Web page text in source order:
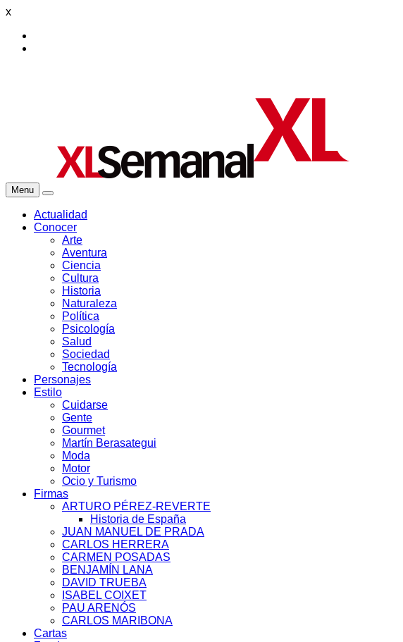
x
Menu
Actualidad
Conocer
Arte
Aventura
Ciencia
Cultura
Historia
Naturaleza
Política
Psicología
Salud
Sociedad
Tecnología
Personajes
Estilo
Cuidarse
Gente
Gourmet
Martín Berasategui
Moda
Motor
Ocio y Turismo
Firmas
ARTURO PÉREZ-REVERTE
Historia de España
JUAN MANUEL DE PRADA
CARLOS HERRERA
CARMEN POSADAS
BENJAMÍN LANA
DAVID TRUEBA
ISABEL COIXET
PAU ARENÓS
CARLOS MARIBONA
Cartas